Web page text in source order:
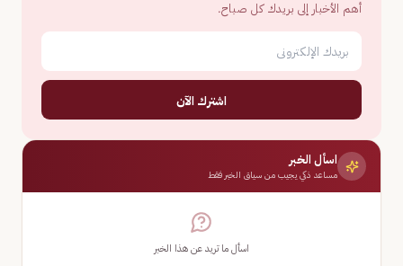
أهم الأخبار إلى بريدك كل صباح.
اشترك الآن
اسأل الخبر
مساعد ذكي يجيب من سياق الخبر فقط
اسأل ما تريد عن هذا الخبر